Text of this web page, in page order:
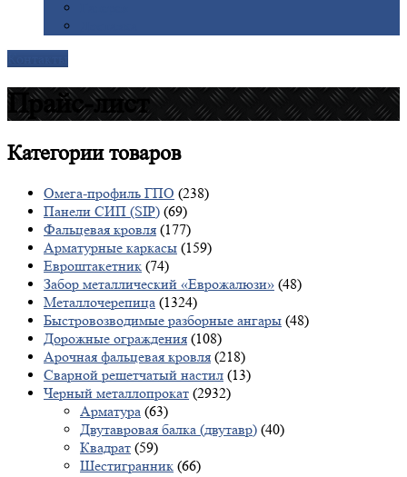
Прайс-лист
Категориитоваров
Омега-профиль ГПО (238)
Панели СИП (SIP) (69)
Фальцевая кровля (177)
Арматурные каркасы (159)
Евроштакетник (74)
Забор металлический «Еврожалюзи» (48)
Металлочерепица (1324)
Быстровозводимые разборные ангары (48)
Дорожные ограждения (108)
Арочная фальцевая кровля (218)
Сварной решетчатый настил (13)
Черный металлопрокат (2932)
Арматура (63)
Двутавровая балка (двутавр) (40)
Квадрат (59)
Шестигранник (66)